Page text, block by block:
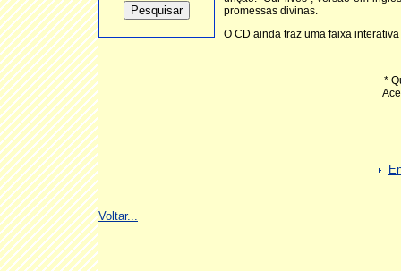
promessas divinas.
O CD ainda traz uma faixa
*
Voltar...